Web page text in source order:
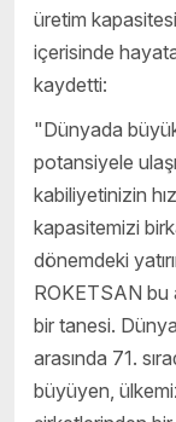
üretim
içerisinde
kaydetti:
"Dünyada
potansiyele
kabiliyetinizin
kapasitemizi
dönemdeki
ROKETSAN bu
bir tanesi.
arasında 71.
büyüyen,